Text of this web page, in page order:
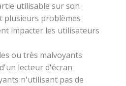
utilisable sur son
plusieurs problèmes
impacter les utilisateurs
ou très malvoyants
lecteur d'écran
n'utilisant pas de